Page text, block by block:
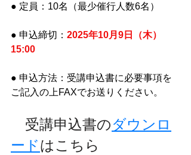
● 定員：10名（最少催行人数6名）
● 申込締切： 2025年10月9日（木）
15:00
● 申込方法：受講申込書に必要事項を
ご記入の上FAXでお送りください。
受講申込書のダウンロ
ードはこちら